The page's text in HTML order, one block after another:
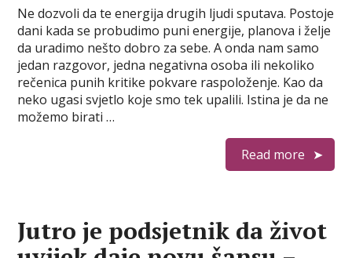
c
e
b
o
o
k
i
t
t
e
r
n
t
e
r
e
s
m
b
l
r
b
e
r
s
s
e
n
g
a
r
e
Ne dozvoli da te energija drugih ljudi sputava. Postoje
dani kada se probudimo puni energije, planova i želje
da uradimo nešto dobro za sebe. A onda nam samo
jedan razgovor, jedna negativna osoba ili nekoliko
rečenica punih kritike pokvare raspoloženje. Kao da
neko ugasi svjetlo koje smo tek upalili. Istina je da ne
možemo birati …
Read more
Jutro je podsjetnik da život